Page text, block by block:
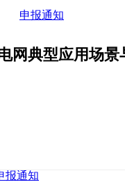
申报通知
网典型应用场
报通知